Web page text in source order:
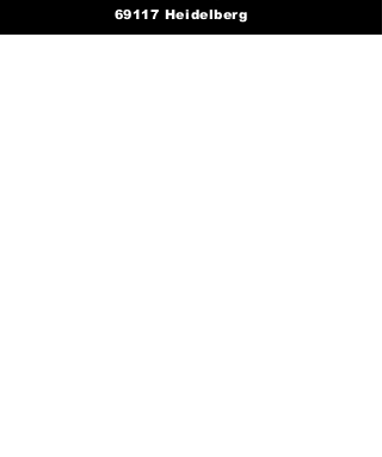
69117 Heidelberg